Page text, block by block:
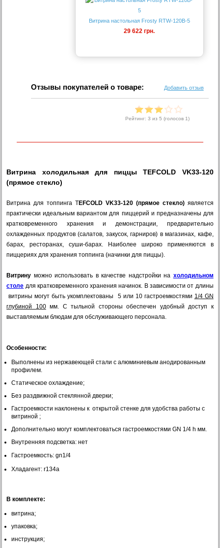
Витрина настольная Frosty RTW-120B-5
29 622 грн.
Отзывы покупателей о товаре: Добавить отзыв
Рейтинг: 3 из 5 (голосов 1)
Витрина холодильная для пиццы TEFCOLD VK33-120
(прямое стекло)
Витрина для топпинга TEFCOLD VK33-120 (прямое стекло)является
практически идеальным вариантом для пиццерий и предназначены для
кратковременного хранения и демонстрации, предварительно
охлажденных продуктов (салатов, закусок, гарниров) в магазинах, кафе,
барах, ресторанах, суши-барах. Наиболее широко применяются в
пиццериях для хранения топпинга (начинки для пиццы).
Витрину можно использовать в качестве надстройки на холодильном
столе для кратковременного хранения начинок. В зависимости от длины
витрины могут быть укомплектованы 5 или 10 гастроемкостями 1/4 GN
глубиной 100мм. С тыльной стороны обеспечен удобный доступ к
выставляемым блюдам для обслуживающего персонала.
Особенности:
Выполнены из нержавеющей стали с алюминиевым анодированным
профилем.
Статическое охлаждение;
Без раздвижной стеклянной дверки;
Гастроемкости наклонены к открытой стенке для удобства работы с
витриной ;
Дополнительно могут комплектоваться гастроемкостями GN 1/4 h мм.
Внутренняя подсветка: нет
Гастроемкость: gn1/4
Хладагент:r134a
В комплекте:
витрина;
упаковка;
инструкция;